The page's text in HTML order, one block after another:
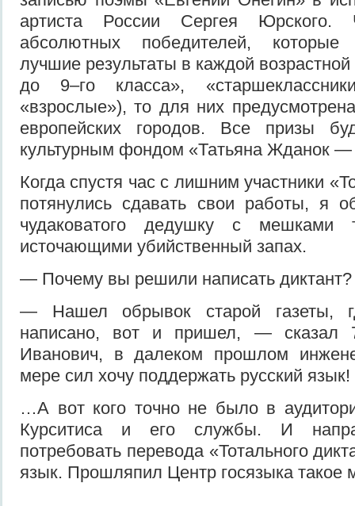
артиста России Сергея Юрского.
абсолютных победителей, которые
лучшие результаты в каждой
до 9–го класса»,
«взрослые»), то для них
европейских городов. Все призы
культурным фондом «Татьяна Жданок —
Когда спустя час с лишним участники
потянулись сдавать свои работы, я
чудаковатого дедушку с мешками
источающими убийственный запах.
— Почему вы решили написать
— Нашел обрывок старой газеты,
написано, вот и пришел, — сказал
Иванович, в далеком прошлом
мере сил хочу поддержать русский язык!
…А вот кого точно не было в
Курситиса и его службы. И
потребовать перевода «Тотального
язык. Прошляпил Центр госязыка такое